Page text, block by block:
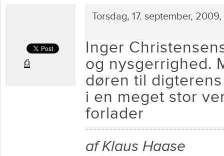
⎙
Torsdag, 17. september,
Inger
og nysgerrighed.
døren til
i en meget stor
forlader
af Klaus Haase